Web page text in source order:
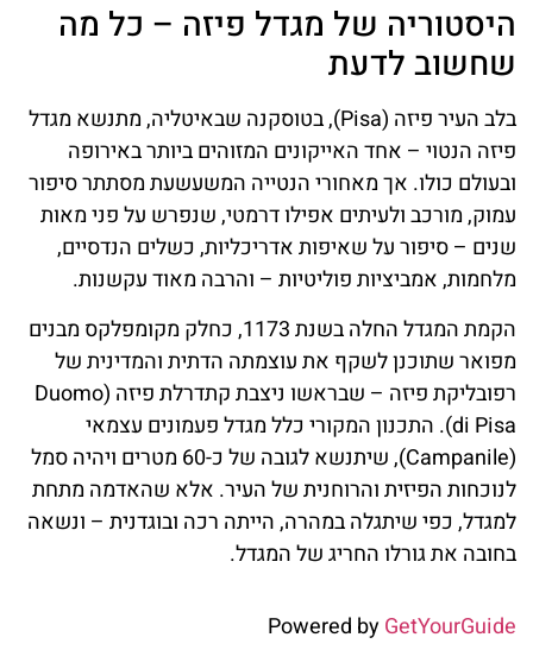
היסטוריה של מגדל פיזה – כל מה
שחשוב לדעת
בלב העיר פיזה (Pisa), בטוסקנה שבאיטליה, מתנשא מגדל
פיזה הנטוי – אחד האייקונים המזוהים ביותר באירופה
ובעולם כולו. אך מאחורי הנטייה המשעשעת מסתתר סיפור
עמוק, מורכב ולעיתים אפילו דרמטי, שנפרש על פני מאות
שנים – סיפור על שאיפות אדריכליות, כשלים הנדסיים,
מלחמות, אמביציות פוליטיות – והרבה מאוד עקשנות.
הקמת המגדל החלה בשנת 1173, כחלק מקומפלקס מבנים
מפואר שתוכנן לשקף את עוצמתה הדתית והמדינית של
רפובליקת פיזה – שבראשו ניצבת קתדרלת פיזה (Duomo
di Pisa). התכנון המקורי כלל מגדל פעמונים עצמאי
(Campanile), שיתנשא לגובה של כ-60 מטרים ויהיה סמל
לנוכחות הפיזית והרוחנית של העיר. אלא שהאדמה מתחת
למגדל, כפי שיתגלה במהרה, הייתה רכה ובוגדנית – ונשאה
בחובה את גורלו החריג של המגדל.
Powered byGetYourGuide